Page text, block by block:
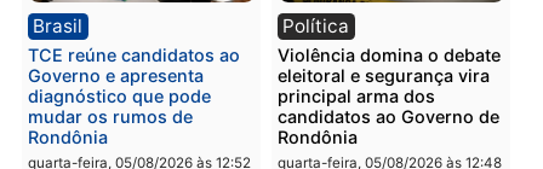
Polícia
Homem é preso após
furtar peça de picanha e
Política
Jônatas França é
na convenção e